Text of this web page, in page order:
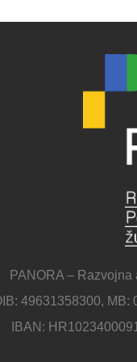
PANORA –
49631358300, MB:
IBAN: